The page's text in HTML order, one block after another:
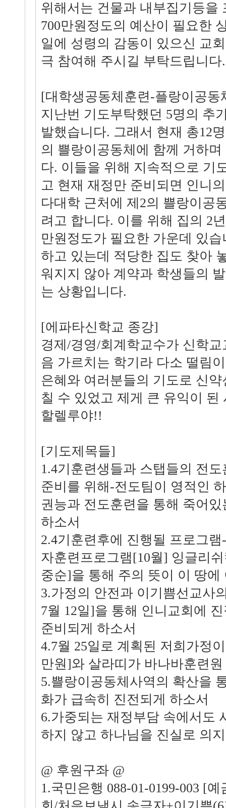
위해서는 건물과 내부집기등을
700만원정도의 예산이 필요한
일에 성령의 감동이 있으신 교
극 참여해 주시길 부탁드립니다.
[대학생공동체훈련-플랑이공동
지난번 기도부탁했던 5명의 추
발했습니다. 그래서 현재 총12
의 쁠랑이공동체에 함께 거하
다. 이들을 위해 지속적으로 기
고 현재 재정만 준비되면 인니
다대학 근처에 제2의 쁠랑이공
려고 합니다. 이를 위해 집의 2
만원정도가 필요한 가운데 있
하고 있는데 적당한 집도 찾아
워지지 않아 계약과 학생들의
는 상황입니다.
[에파타신학교 종강]
경제/경영/회계학교수가 신학
음 가르치는 학기라 다소 떨림
은혜와 여러분들의 기도로 신
칠 수 있었고 제게 큰 유익이 된
할렐루야!!
[기도제목들]
1.4기훈련생들과 스탭들의 전
준비를 위해-전도팀이 영적인
권능과 전도훈련을 통해 죽어
하소서
2.4기훈련후에 진행될 프로그
자훈련프로그램[10월] 잉글리
중순]을 통해 주의 뜻이 이 땅에
3.가정의 안전과 이기쁨선교사
7월 12일]을 통해 인니교회에
준비되게 하소서
4.7월 25일로 계획된 저희가정
만원]와 살라띠가 바나바훈련
5.쁠랑이공동체사역의 확산을
화가 급속히 진전되게 하소서
6.가중되는 재정부담 속에서도
하지 않고 하나님을 진실로 의
@ 후원구좌 @
1.국민은행 088-01-0199-003 [